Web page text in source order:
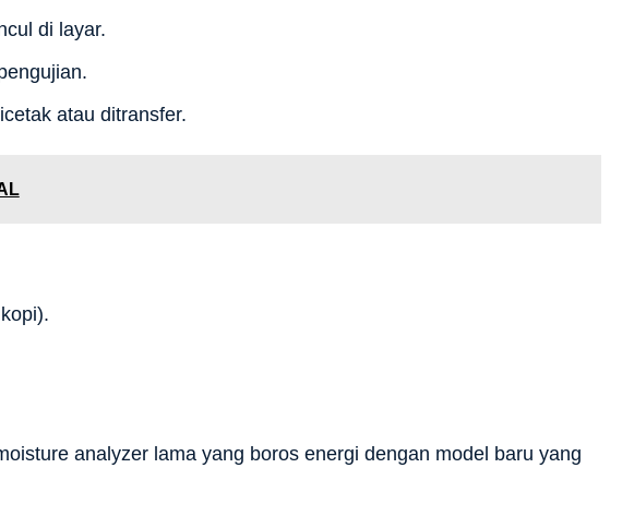
di layar.
atau ditransfer.
analyzer lama yang boros energi dengan model baru yang